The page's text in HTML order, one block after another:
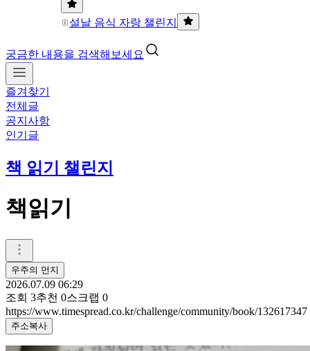
설날 음식 자랑 챌린지
궁금한 내용을 검색해보세요
즐겨찾기
전체글
공지사항
인기글
책 읽기 챌린지
책읽기
우주의 먼지
2026.07.09 06:29
조회 3추천 0스크랩 0
https://www.timespread.co.kr/challenge/community/book/132617347
주소복사